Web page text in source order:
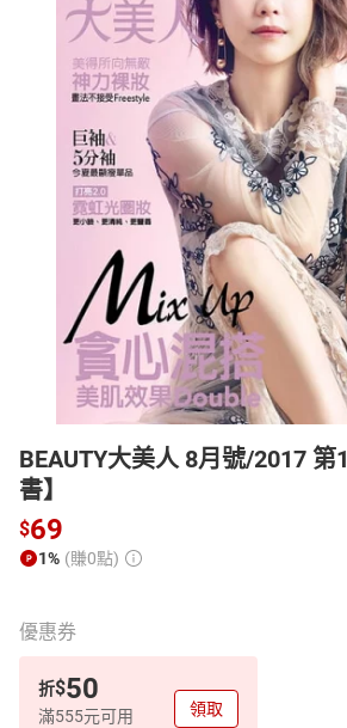
居家生活 3C家電 運動
女裝 男裝 化妝
電子/紙本書
HOT
BEAUTY大美人 8月號/2017 第
書】
$69
1% (賺0點)
優惠券
折$50
滿555元可用 領取